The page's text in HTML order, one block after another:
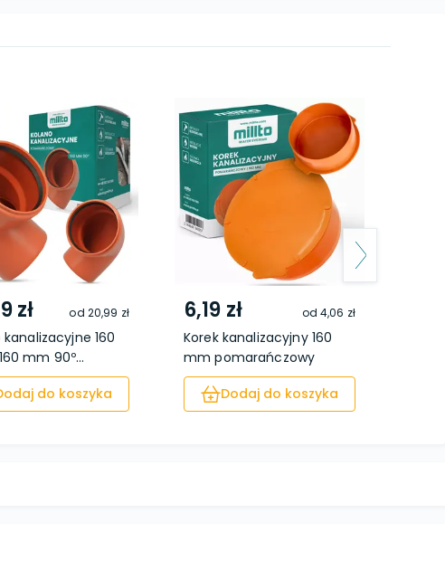
zł od 20,99 zł
kanalizacyjne 160
mm 90º...
do koszyka
6,19 zł od4,06 zł
Korek kanalizacyjny 160
mm pomarańczowy
Dodaj do koszyka